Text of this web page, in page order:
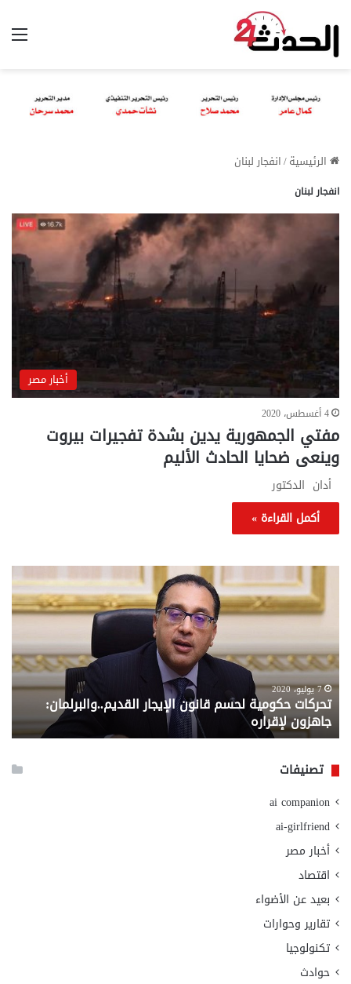
الرئيسية/انفجار لبنان
انفجار لبنان
أخبار مصر
4 أغسطس، 2020
مفتي الجمهورية يدين بشدة تفجيرات بيروت
وينعى ضحايا الحادث الأليم
أدان الدكتور
أكمل القراءة »
تحركات
حكومية
لحسم
قانون
القديم..والبرلمان:
جاهزون
لإقراره
7 يوليو، 2020
تحركات حكومية لحسم قانون الإيجار القديم..والبرلمان:
جاهزون لإقراره
..
من
تصنيفات
ai companion
ai-girlfriend
أخبار مصر
اقتصاد
بعيد عن الأضواء
تقارير وحوارات
تكنولوجيا
حوادث